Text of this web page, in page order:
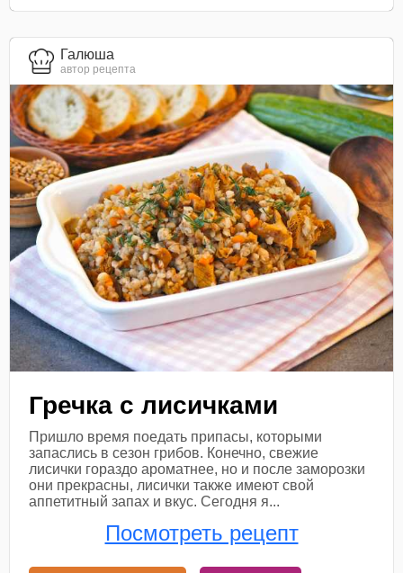
Галюша
автор рецепта
Гречка с лисичками
Пришло время поедать припасы, которыми
запаслись в сезон грибов. Конечно, свежие
лисички гораздо ароматнее, но и после заморозки
они прекрасны, лисички также имеют свой
аппетитный запах и вкус. Сегодня я...
Посмотреть рецепт